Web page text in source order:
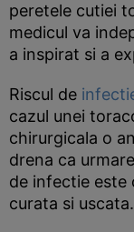
peretele cutiei
medicul va
a inspirat si a
Riscul de
cazul unei
chirurgicala o
drena ca
de infectie este
curata si uscata.